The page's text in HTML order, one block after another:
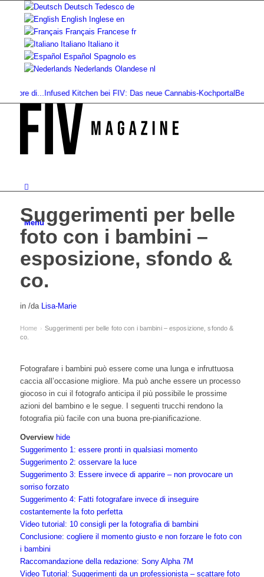
Deutsch Tedesco de
English Inglese en
Français Francese fr
Italiano Italiano it
Español Spagnolo es
Nederlands Olandese nl
di...Infused Kitchen bei FIV: Das neue Cannabis-KochportalBevande a
Menu
Suggerimenti per belle
foto con i bambini –
esposizione, sfondo &
co.
in /da Lisa-Marie
Home › Suggerimenti per belle foto con i bambini – esposizione, sfondo &
co.
Fotografare i bambini può essere come una lunga e infruttuosa
caccia all’occasione migliore. Ma può anche essere un processo
giocoso in cui il fotografo anticipa il più possibile le prossime
azioni del bambino e le segue. I seguenti trucchi rendono la
fotografia più facile con una buona pre-pianificazione.
Overview hide
Suggerimento 1: essere pronti in qualsiasi momento
Suggerimento 2: osservare la luce
Suggerimento 3: Essere invece di apparire – non provocare un
sorriso forzato
Suggerimento 4: Fatti fotografare invece di inseguire
costantemente la foto perfetta
Video tutorial: 10 consigli per la fotografia di bambini
Conclusione: cogliere il momento giusto e non forzare le foto con
i bambini
Raccomandazione della redazione: Sony Alpha 7M
Video Tutorial: Suggerimenti da un professionista – scattare foto